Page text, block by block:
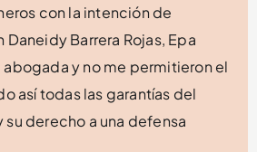
con la intención de
Barrera Rojas, Epa
y no me permitieron el
así todas las garantías del
derecho a una defensa